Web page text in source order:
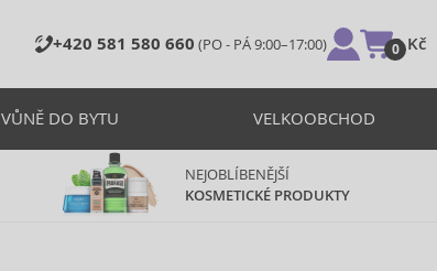
+420 581 580 660 (PO - PÁ 9:00–17:00) 0
0 Kč
VŮNĚ DO BYTU VELKOOBCHOD
NEJOBLÍBENĚJŠÍ
KOSMETICKÉ PRODUKTY